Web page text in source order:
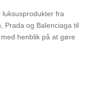
fra
Prada og Balenciaga til
henblik på at gøre